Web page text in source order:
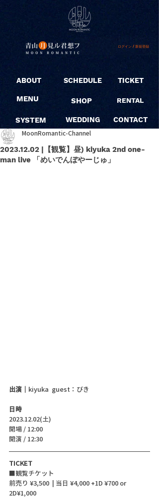
ログイン / 新規登録
ABOUT
MENU
SYSTEM
SCHEDULE
SHOP
WEDDING
TICKET
RENTAL
CONTACT
2023.12.02 |【観覧】昼) kiyuka 2nd one-
man live 「めいでんぼやーじゅ」
MoonRomantic-Channel
出演｜ kiyuka  guest：びき
日時
2023.12.02(土)
開場 / 12:00
開演 / 12:30
TICKET
■観覧チケット
前売り ¥3,500  | 当日 ¥4,000 +1D ¥700 or
2D¥1,000